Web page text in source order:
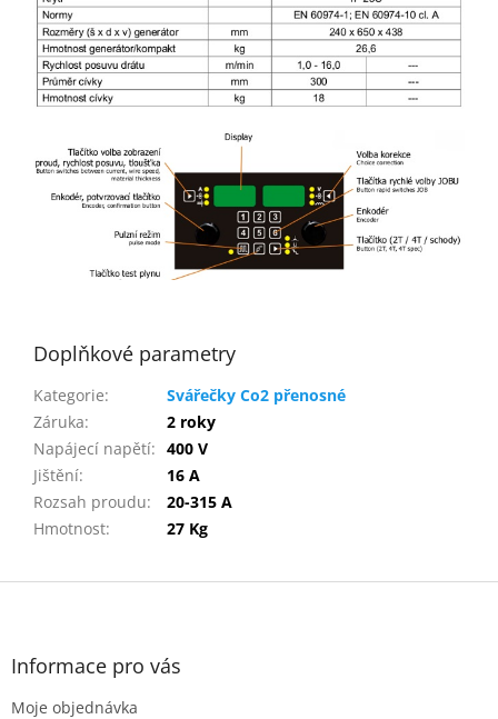
Doplňkové parametry
Kategorie:
Svářečky Co2 přenosné
Záruka:
2 roky
Napájecí napětí: 400 V
Jištění:
16 A
Rozsah proudu:
20-315 A
Hmotnost: 27 Kg
Z
Informace pro vás
Moje objednávka